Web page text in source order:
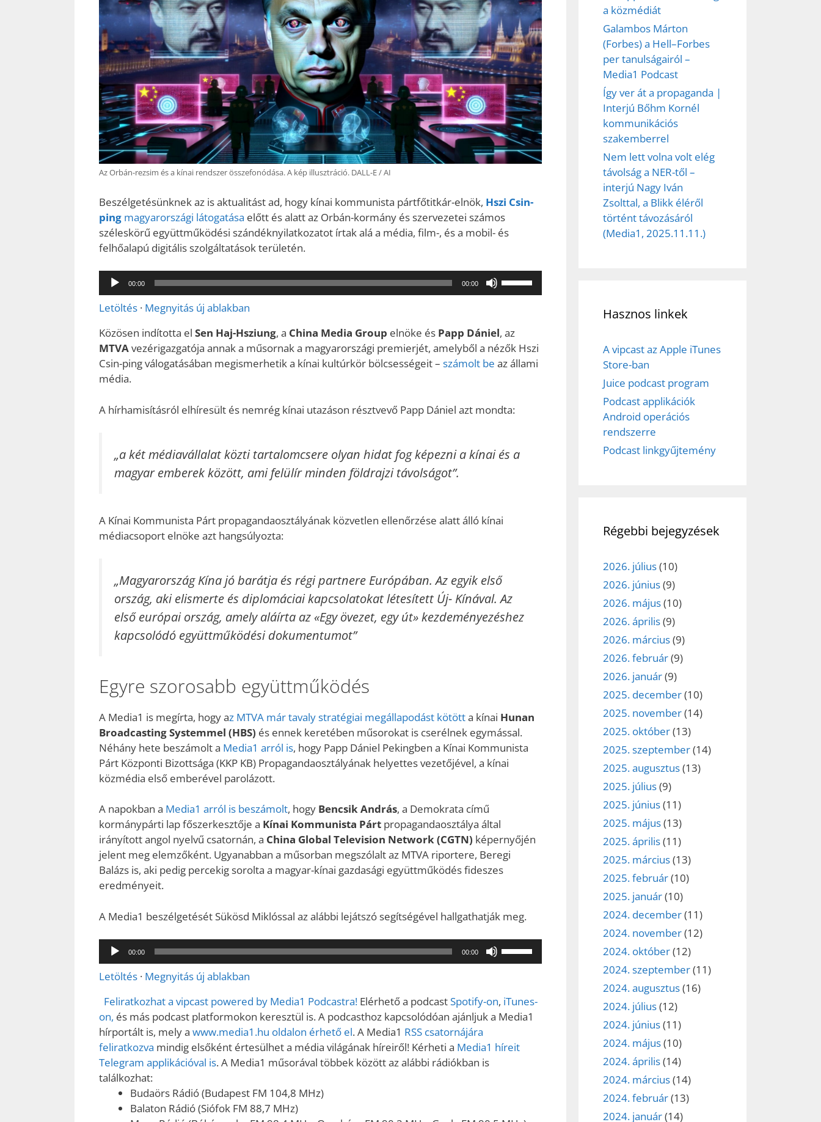
Az Orbán-rezsim és a kínai rendszer összefonódása. A kép illusztráció. DALL-E / AI
Beszélgetésünknek az is aktualitást ad, hogy kínai kommunista pártfőtitkár-elnök, Hszi Csin-
ping magyarországi látogatása előtt és alatt az Orbán-kormány és szervezetei számos
széleskörű együttműködési szándéknyilatkozatot írtak alá a média, film-, és a mobil- és
felhőalapú digitális szolgáltatások területén.
Audió
lejátszó
00:00 00:00
A
hangerő
csökkentéséhez
a
Fel/Le
használni.
Letöltés · Megnyitás új ablakban
Közösen indította el Sen Haj-Hsziung, a China Media Group elnöke és Papp Dániel, az
MTVAvezérigazgatója annak a műsornak a magyarországi premierjét, amelyből a nézők Hszi
Csin-ping válogatásában megismerhetik a kínai kultúrkör bölcsességeit – számolt be az állami
média.
A hírhamisításról elhíresült és nemrég kínai utazáson résztvevő Papp Dániel azt mondta:
„a két médiavállalat közti tartalomcsere olyan hidat fog képezni a kínai és a
magyar emberek között, ami felülír minden földrajzi távolságot”.
A Kínai Kommunista Párt propagandaosztályának közvetlen ellenőrzése alatt álló kínai
médiacsoport elnöke azt hangsúlyozta:
„Magyarország Kína jó barátja és régi partnere Európában. Az egyik első
ország, aki elismerte és diplomáciai kapcsolatokat létesített Új- Kínával. Az
első európai ország, amely aláírta az «Egy övezet, egy út» kezdeményezéshez
kapcsolódó együttműködési dokumentumot”
Egyre szorosabb együttműködés
A Media1 is megírta, hogy az MTVA már tavaly stratégiai megállapodást kötötta kínai Hunan
Broadcasting Systemmel (HBS) és ennek keretében műsorokat is cserélnek egymással.
Néhány hete beszámolt a Media1 arról is, hogy Papp Dániel Pekingben a Kínai Kommunista
Párt Központi Bizottsága (KKP KB) Propagandaosztályának helyettes vezetőjével, a kínai
közmédia első emberével parolázott.
A napokban a Media1 arról is beszámolt, hogy Bencsik András, a Demokrata című
kormánypárti lap főszerkesztője a Kínai Kommunista Párt propagandaosztálya által
irányított angol nyelvű csatornán, a China Global Television Network(CGTN) képernyőjén
jelent meg elemzőként. Ugyanabban a műsorban megszólalt az MTVA riportere, Beregi
Balázs is, aki pedig percekig sorolta a magyar-kínai gazdasági együttműködés fideszes
eredményeit.
A Media1 beszélgetését Sükösd Miklóssal az alábbi lejátszó segítségével hallgathatják meg.
Audió
lejátszó
00:00 00:00
A
hangerő
csökkentéséhez
a
billentyűket
Letöltés · Megnyitás új ablakban
Feliratkozhat a vipcast powered by Media1 Podcastra! Elérhető a podcastSpotify-on, iTunes-
on, és más podcast platformokon keresztül is. A podcasthoz kapcsolódóan ajánljuk a Media1
hírportált is, mely a www.media1.hu oldalon érhető el. A Media1 RSS csatornájára
feliratkozva mindig elsőként értesülhet a média világának híreiről! Kérheti a Media1 híreit
Telegram applikációval is. A Media1 műsorával többek között az alábbi rádiókban is
találkozhat:
Budaörs Rádió (Budapest FM 104,8 MHz)
Balaton Rádió (Siófok FM 88,7 MHz)
a közmédiát
Galambos Márton
(Forbes) a Hell–Forbes
per tanulságairól –
Media1 Podcast
Így ver át a propaganda |
Interjú Bőhm Kornél
kommunikációs
szakemberrel
Nem lett volna volt elég
távolság a NER-től –
interjú Nagy Iván
Zsolttal, a Blikk éléről
történt távozásáról
(Media1, 2025.11.11.)
Hasznos linkek
A vipcast az Apple iTunes
Store-ban
Juice podcast program
Podcast applikációk
Android operációs
rendszerre
Podcast linkgyűjtemény
Régebbi bejegyzések
2026. július(10)
2026. június(9)
2026. május(10)
2026. április(9)
2026. március(9)
2026. február(9)
2026. január(9)
2025. december(10)
2025. november(14)
2025. október(13)
2025. szeptember(14)
2025. augusztus(13)
2025. július(9)
2025. június(11)
2025. május(13)
2025. április(11)
2025. március(13)
2025. február(10)
2025. január(10)
2024. december(11)
2024. november(12)
2024. október(12)
2024. szeptember(11)
2024. augusztus(16)
2024. július(12)
2024. június(11)
2024. május(10)
2024. április(14)
2024. március(14)
2024. február(13)
2024. január(14)